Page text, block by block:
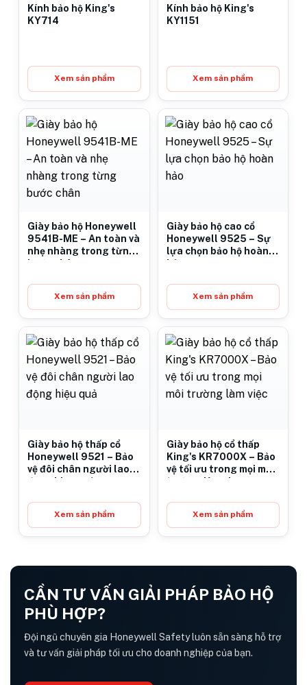
Kính bảo hộ King's
KY714
Xem sản phẩm
Kính bảo hộ King's
KY1151
Xem sản phẩm
Giày bảo hộ Honeywell
9541B-ME – An toàn và
nhẹ nhàng trong từng
bước chân
Xem sản phẩm
Giày bảo hộ cao cổ
Honeywell 9525 – Sự
lựa chọn bảo hộ hoàn
hảo
Xem sản phẩm
Giày bảo hộ thấp cổ
Honeywell 9521 – Bảo
vệ đôi chân người lao
động hiệu quả
Xem sản phẩm
Giày bảo hộ cổ thấp
King's KR7000X – Bảo
vệ tối ưu trong mọi môi
trường làm việc
Xem sản phẩm
CẦN TƯ VẤN GIẢI PHÁP BẢO HỘ
PHÙ HỢP?
Đội ngũ chuyên gia Honeywell Safety luôn sẵn sàng hỗ trợ
và tư vấn giải pháp tối ưu cho doanh nghiệp của bạn.